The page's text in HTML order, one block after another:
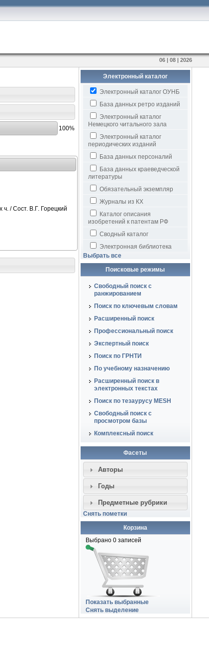
06 | 08 | 2026
100%
ч. / Сост. В.Г. Горецкий
Электронный каталог
Электронный каталог ОУНБ
База данных ретро изданий
Электронный каталог
Немецкого читального зала
Электронный каталог
периодических изданий
База данных персоналий
База данных краеведческой
литературы
Обязательный экземпляр
Журналы из КХ
Каталог описания
изобретений к патентам РФ
Сводный каталог
Электронная библиотека
Выбрать все
Поисковые режимы
Свободный поиск с
ранжированием
Поиск по ключевым словам
Расширенный поиск
Профессиональный поиск
Экспертный поиск
Поиск по ГРНТИ
По учебному назначению
Расширенный поиск в
электронных текстах
Поиск по тезаурусу MESH
Свободный поиск с
просмотром базы
Комплексный поиск
Фасеты
Авторы
Годы
Предметные рубрики
Снять пометки
Корзина
Выбрано 0записей
Показать выбранные
Снять выделение